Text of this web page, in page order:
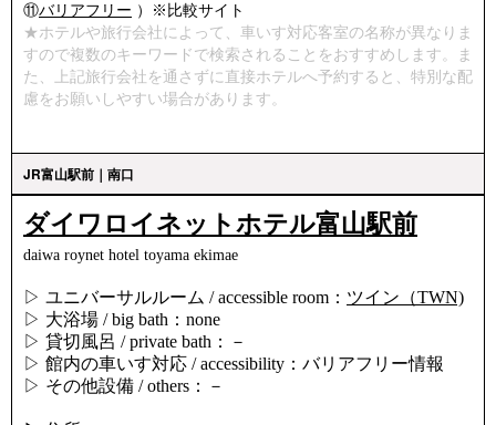
⑪バリアフリー ）※比較サイト
★ホテルや旅行会社によって、車いす対応客室の名称が異なりま
すので複数のキーワードで検索されることをおすすめします。ま
た、上記旅行会社を通さずに直接ホテルへ予約すると、特別な配
慮をお願いしやすい場合があります。
JR富山駅前｜南口
ダイワロイネットホテル富山駅前
daiwa roynet hotel toyama ekimae
▷ ユニバーサルルーム / accessible room： ツイン（TWN)
▷ 大浴場 / big bath：none
▷ 貸切風呂 / private bath：－
▷ 館内の車いす対応 / accessibility：バリアフリー情報
▷ その他設備 / others：－